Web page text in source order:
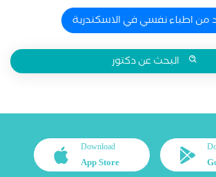
من اطباء نفسي في الاسكندرية
البحث عن دكتور
Download
App Store